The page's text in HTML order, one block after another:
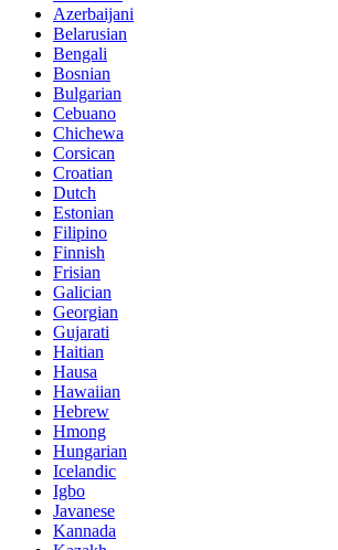
Azerbaijani
Belarusian
Bengali
Bosnian
Bulgarian
Cebuano
Chichewa
Corsican
Croatian
Dutch
Estonian
Filipino
Finnish
Frisian
Galician
Georgian
Gujarati
Haitian
Hausa
Hawaiian
Hebrew
Hmong
Hungarian
Icelandic
Igbo
Javanese
Kannada